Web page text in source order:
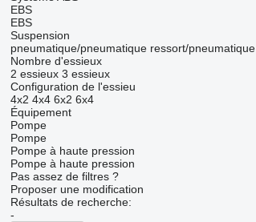
EBS
EBS
Suspension
pneumatique/pneumatique ressort/pneumatique
Nombre d'essieux
2 essieux 3 essieux
Configuration de l'essieu
4x2 4x4 6x2 6x4
Équipement
Pompe
Pompe
Pompe à haute pression
Pompe à haute pression
Pas assez de filtres ?
Proposer une modification
Résultats de recherche:
-